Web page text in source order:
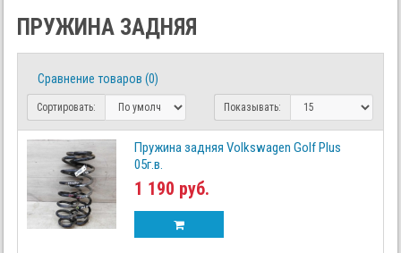
ПРУЖИНА ЗАДНЯЯ
Сравнение товаров (0)
Сортировать: Показывать:
Пружина задняя Volkswagen Golf Plus
05г.в.
1 190 руб.